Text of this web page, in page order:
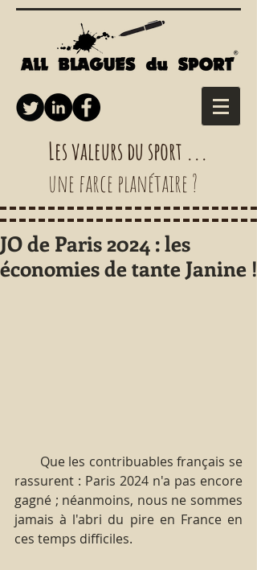
Les valeurs du sport ...
une farce planétaire ?
JO de Paris 2024 : les
économies de tante Janine !
rassurent : Paris 2024 n'a pas encore
gagné ; néanmoins, nous ne sommes
jamais à l'abri du pire en France en
ces temps difficiles.